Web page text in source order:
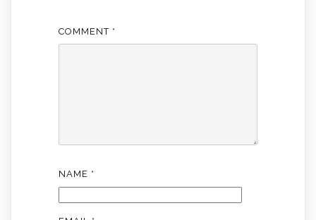
COMMENT *
NAME *